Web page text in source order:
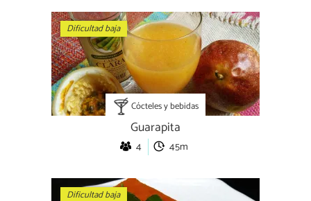
Dificultad baja
Cócteles y bebidas
Guarapita
4 45m
Dificultad baja